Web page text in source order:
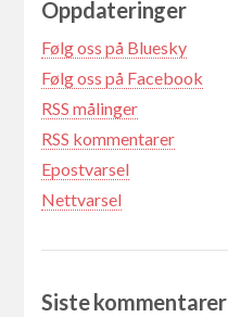
Oppdateringer
Følg oss på Bluesky
Følg oss på Facebook
RSS målinger
RSS kommentarer
Epostvarsel
Nettvarsel
Siste kommentarer